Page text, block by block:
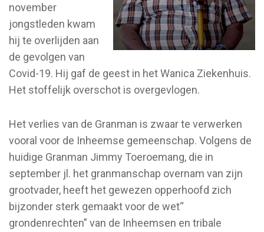
november
jongstleden kwam
hij te overlijden aan
de gevolgen van
Covid-19. Hij gaf de geest in het Wanica Ziekenhuis.
Het stoffelijk overschot is overgevlogen.
Het verlies van de Granman is zwaar te verwerken
vooral voor de Inheemse gemeenschap. Volgens de
huidige Granman Jimmy Toeroemang, die in
september jl. het granmanschap overnam van zijn
grootvader, heeft het gewezen opperhoofd zich
bijzonder sterk gemaakt voor de wet“
grondenrechten” van de Inheemsen en tribale